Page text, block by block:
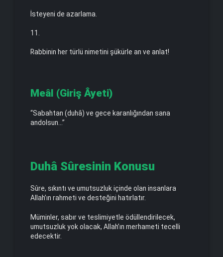
İsteyeni de azarlama.
11.
Rabbinin her türlü nimetini şükürle an ve anlat!
Meâl (Giriş Âyeti)
“Sabahtan (duhâ) ve gece karanlığından sana
andolsun…”
Duhâ Sûresinin Konusu
Sûre, sıkıntı ve umutsuzluk içinde olan insanlara
Allah’ın rahmeti ve desteğini hatırlatır.
Müminler, sabır ve teslimiyetle ödüllendirilecek,
umutsuzluk yok olacak, Allah’ın merhameti tecelli
edecektir.